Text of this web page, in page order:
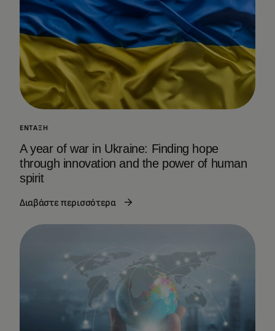
ΈΝΤΑΞΗ
A year of war in Ukraine: Finding hope
through innovation and the power of human
spirit
Διαβάστε περισσότερα